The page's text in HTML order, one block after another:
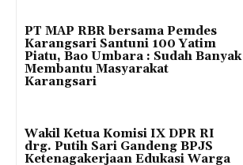
PT MAP RBR bersama Pemdes
Karangsari Santuni 100 Yatim
Piatu, Bao Umbara : Sudah Banyak
Membantu Masyarakat
Karangsari
Wakil Ketua Komisi IX DPR RI
drg. Putih Sari Gandeng BPJS
Ketenagakerjaan Edukasi Warga